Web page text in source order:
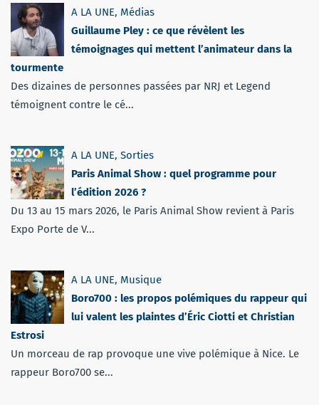
A LA UNE, Médias
Guillaume Pley : ce que révèlent les
témoignages qui mettent l’animateur dans la
tourmente
Des dizaines de personnes passées par NRJ et Legend
témoignent contre le cé...
A LA UNE, Sorties
Paris Animal Show : quel programme pour
l’édition 2026 ?
Du 13 au 15 mars 2026, le Paris Animal Show revient à Paris
Expo Porte de V...
A LA UNE, Musique
Boro700 : les propos polémiques du rappeur qui
lui valent les plaintes d’Éric Ciotti et Christian
Estrosi
Un morceau de rap provoque une vive polémique à Nice. Le
rappeur Boro700 se...